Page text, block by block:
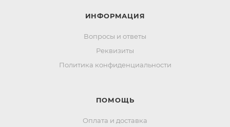
ИНФОРМАЦИЯ
Вопросы и ответы
Реквизиты
Политика конфиденциальности
ПОМОЩЬ
Оплата и доставка